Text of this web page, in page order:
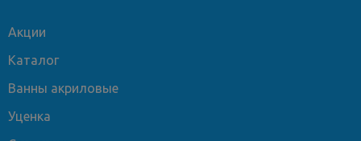
Акции
Каталог
Ванны акриловые
Уценка